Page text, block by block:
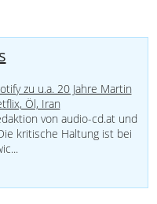
zu u.a. 20 Jahre Martin
Öl, Iran
von audio-cd.at und
kritische Haltung ist bei